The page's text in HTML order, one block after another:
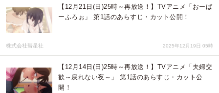
【12月21日(日)25時～再放送！】TVアニメ「おーば
ーふろぉ」 第1話のあらすじ・カット公開！
株式会社彗星社 2025年12月19日 05時
【12月14日(日)25時～再放送！】TVアニメ「夫婦交
歓～戻れない夜～」 第1話のあらすじ・カット公
開！